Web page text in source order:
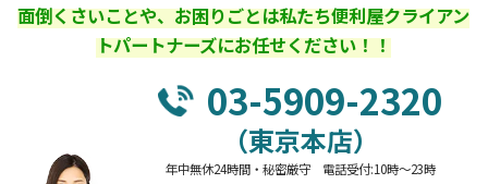
面倒くさいことや、お困りごとは私たち便利屋クライアン
トパートナーズにお任せください！！
03-5909-2320
（東京本店）
年中無休24時間・秘密厳守 電話受付:10時～23時